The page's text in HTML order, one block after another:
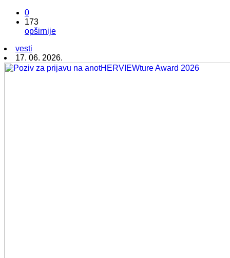
0
173
opširnije
vesti
17. 06. 2026.